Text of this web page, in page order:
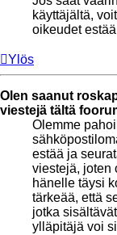
käyttäjältä,
oikeudet
Ylös
Olen saanut
viestejä tältä
Olemme
estää ja
viestejä, joten
hänelle täysi
tärkeää, että
jotka
ylläpitäjä voi